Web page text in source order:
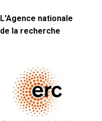
L'Agence nationale
de la recherche